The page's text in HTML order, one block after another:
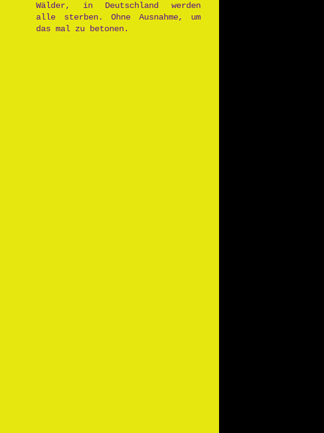
Wälder, in Deutschland werden
alle sterben. Ohne Ausnahme, um
das mal zu betonen.